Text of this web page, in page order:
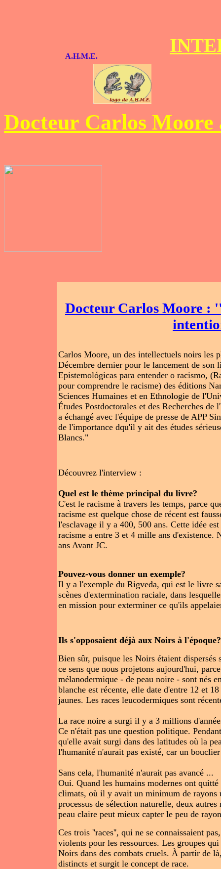
A.H.M.E.
Docteur Carlos Moore
Docteur Carlos Moore :
Carlos Moore, un des intellectuels noirs les
Décembre dernier pour le lancement de son
Epistemológicas para entender o racismo,
pour comprendre le racisme) des éditions
Sciences Humaines et en Ethnologie de
Études Postdoctorales et des Recherches
a échangé avec l'équipe de presse de APP
de l'importance dqu'il y ait des études
Blancs."
Découvrez l'interview :
Quel est le thème principal du livre?
C'est le racisme à travers les temps, parce
racisme est quelque chose de récent est
l'esclavage il y a 400, 500 ans. Cette idée
racisme a entre 3 et 4 mille ans d'existence.
ans Avant JC.
Pouvez-vous donner un exemple?
Il y a l'exemple du Rigveda, qui est le livre
scènes d'extermination raciale, dans
en mission pour exterminer ce qu'ils
Ils s'opposaient déjà aux Noirs à l'époque?
Bien sûr, puisque les Noirs étaient
ce sens que nous projetons aujourd'hui,
mélanodermique - de peau noire - sont nés
blanche est récente, elle date d'entre 12 et
jaunes. Les races leucodermiques sont
La race noire a surgi il y a 3 millions
Ce n'était pas une question politique.
qu'elle avait surgi dans des latitudes où la
l'humanité n'aurait pas existé, car un
Sans cela, l'humanité n'aurait pas avancé ...
Oui. Quand les humains modernes ont
climats, où il y avait un minimum de
processus de sélection naturelle, deux
peau claire peut mieux capter le peu de
Ces trois ''races'', qui ne se connaissaient
violents pour les ressources. Les groupes
Noirs dans des combats cruels. À partir de
distincts et surgit le concept de race.